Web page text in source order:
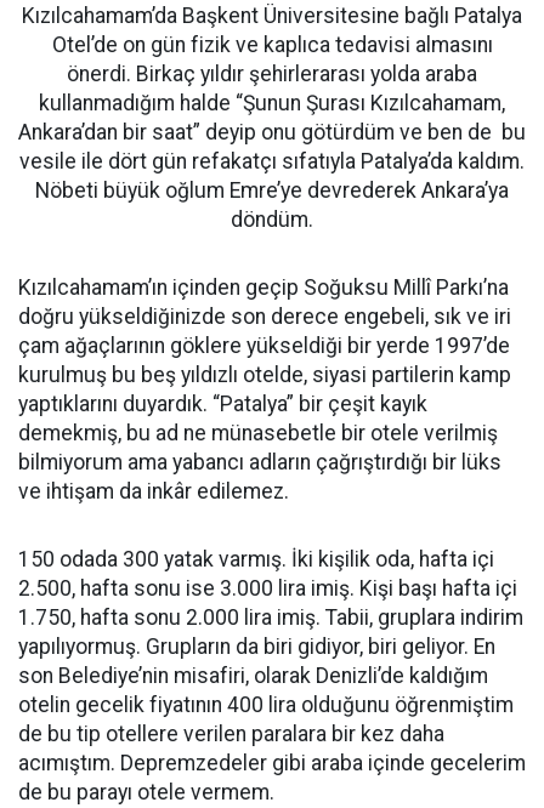
Kızılcahamam’da Başkent Üniversitesine bağlı Patalya
Otel’de on gün fizik ve kaplıca tedavisi almasını
önerdi. Birkaç yıldır şehirlerarası yolda araba
kullanmadığım halde “Şunun Şurası Kızılcahamam,
Ankara’dan bir saat” deyip onu götürdüm ve ben de bu
vesile ile dört gün refakatçı sıfatıyla Patalya’da kaldım.
Nöbeti büyük oğlum Emre’ye devrederek Ankara’ya
döndüm.
Kızılcahamam’ın içinden geçip Soğuksu Millî Parkı’na
doğru yükseldiğinizde son derece engebeli, sık ve iri
çam ağaçlarının göklere yükseldiği bir yerde 1997’de
kurulmuş bu beş yıldızlı otelde, siyasi partilerin kamp
yaptıklarını duyardık. “Patalya” bir çeşit kayık
demekmiş, bu ad ne münasebetle bir otele verilmiş
bilmiyorum ama yabancı adların çağrıştırdığı bir lüks
ve ihtişam da inkâr edilemez.
150 odada 300 yatak varmış. İki kişilik oda, hafta içi
2.500, hafta sonu ise 3.000 lira imiş. Kişi başı hafta içi
1.750, hafta sonu 2.000 lira imiş. Tabii, gruplara indirim
yapılıyormuş. Grupların da biri gidiyor, biri geliyor. En
son Belediye’nin misafiri, olarak Denizli’de kaldığım
otelin gecelik fiyatının 400 lira olduğunu öğrenmiştim
de bu tip otellere verilen paralara bir kez daha
acımıştım. Depremzedeler gibi araba içinde gecelerim
de bu parayı otele vermem.